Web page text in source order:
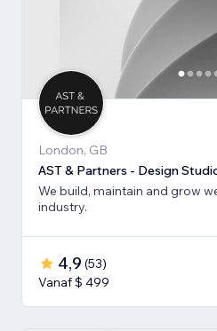
London, GB
AST & Partners - Design
We build, maintain and grow
industry.
4,9 (53)
Vanaf $ 499